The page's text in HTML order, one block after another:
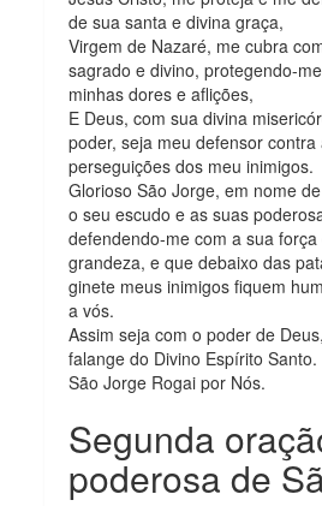
de sua santa e divina graça,
Virgem de Nazaré, me cubra
sagrado e divino, protegendo-
minhas dores e aflições,
E Deus, com sua divina
poder, seja meu defensor
perseguições dos meu inimigos.
Glorioso São Jorge, em nome
o seu escudo e as suas
defendendo-me com a sua
grandeza, e que debaixo das
ginete meus inimigos fiquem
a vós.
Assim seja com o poder de
falange do Divino Espírito Santo.
São Jorge Rogai por Nós.
Segunda
poderosa de